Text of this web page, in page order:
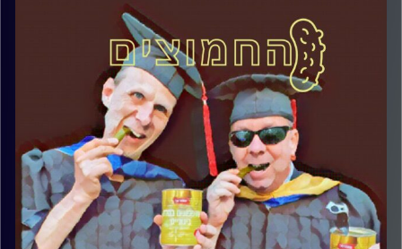
קרדיט תמונות:AudioVersity